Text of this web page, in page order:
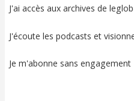
J'ai accès aux archives de
J'écoute les podcasts et
Je m'abonne sans engagement